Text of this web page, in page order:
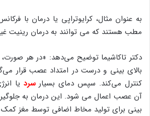
به عنوان مثال، کرایوتراپی یا درمان با
مطب هستند که می توانند به درمان رینیت
دکتر تاکاشیما توضیح می‌دهد: «در هر
بالای بینی و درست در امتداد عصب قرار
کنترل می‌کند. سپس دمای بسیارسرد یا
آن عصب اعمال می شود. این درمان به
بینی برای تولید مخاط اضافی توسط مغز